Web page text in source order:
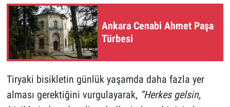
Ankara Cenabi Ahmet Paşa
Türbesi
Tiryaki bisikletin günlük yaşamda daha fazla yer
alması gerektiğini vurgulayarak, “Herkes gelsin,